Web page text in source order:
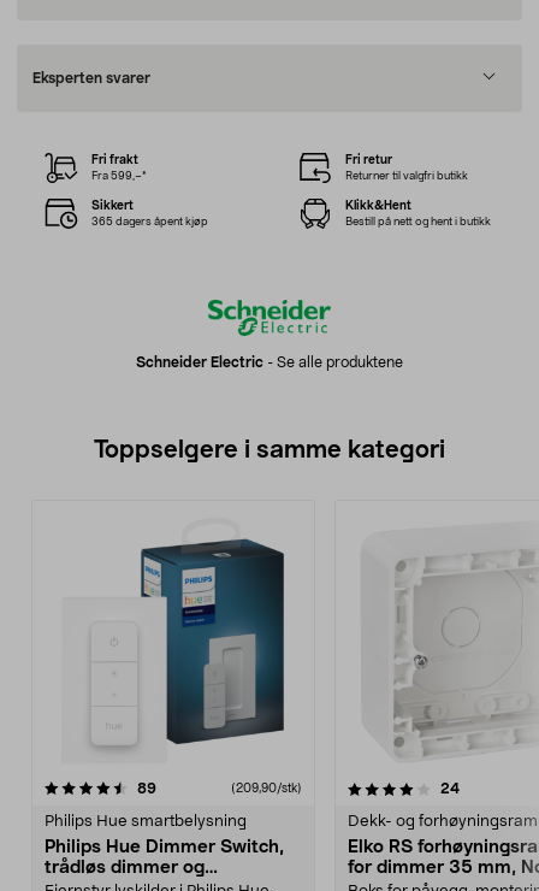
Eksperten svarer
Schneider Electric - Se alle produktene
Fri frakt
Fra 599,–*
Fri retur
Returner til valgfri butikk
Sikkert
365 dagers åpent kjøp
Klikk&Hent
Bestill på nett og hent i butikk
Toppselgere i samme kategori
89anmeldelser(209,90/stk)
Philips Hue smartbelysning
Philips Hue Dimmer Switch,
trådløs dimmer og
4.0 av 5 stjerner 24
Dekk- og
Elko RS
for dimmer 35 mm,
4.5 av 5 stjerner